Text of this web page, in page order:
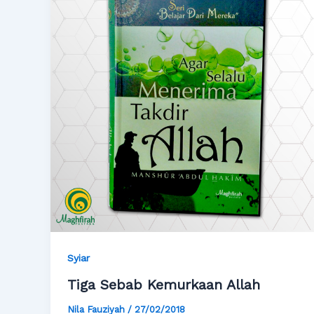
Syiar
Tiga Sebab Kemurkaan Allah
Nila Fauziyah / 27/02/2018